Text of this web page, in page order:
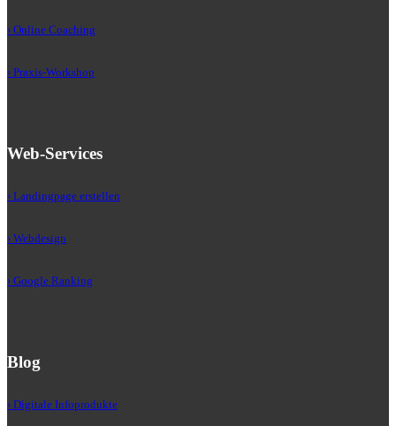
› Online Coaching
› Praxis-Workshop
Web-Services
› Landingpage erstellen
› Webdesign
› Google Ranking
Blog
› Digitale Infoprodukte